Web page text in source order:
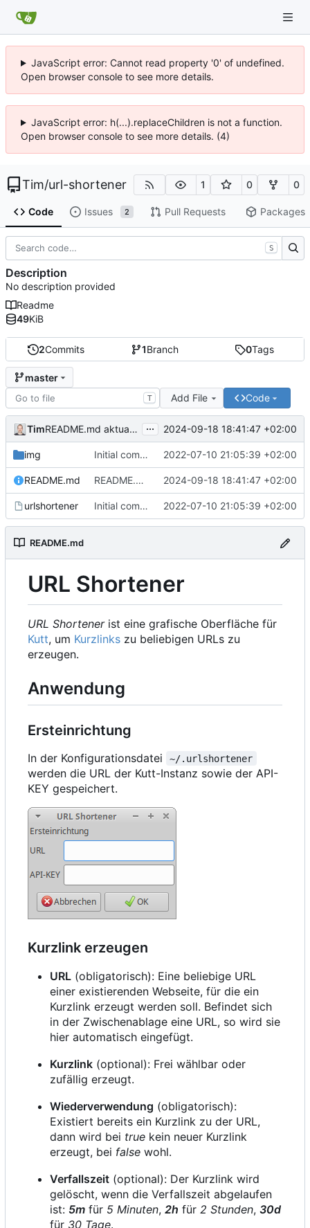
JavaScript error: Cannot read property '0' of undefined.
Open browser console to see more details.
JavaScript error: h(...).replaceChildren is not a function.
Open browser console to see more details. (4)
Tim/url-shortener 1 0 0
Code Issues 2 Pull Requests Packages
2Commits 1Branch 0Tags
master
T Add File Code
Tim README.md aktualisiert ... 2024-09-18 18:41:47 +02:00
img Initial commit 2022-07-10 21:05:39 +02:00
README.md README.md aktualisiert 2024-09-18 18:41:47 +02:00
urlshortener Initial commit 2022-07-10 21:05:39 +02:00
README.md
URL Shortener
URL Shortenerist eine grafische Oberfläche für
Kutt, um Kurzlinks zu beliebigen URLs zu
erzeugen.
Anwendung
Ersteinrichtung
In der Konfigurationsdatei ~/.urlshortener
werden die URL der Kutt-Instanz sowie der API-
KEY gespeichert.
Kurzlink erzeugen
URL (obligatorisch): Eine beliebige URL
einer existierenden Webseite, für die ein
Kurzlink erzeugt werden soll. Befindet sich
in der Zwischenablage eine URL, so wird sie
hier automatisch eingefügt.
Kurzlink (optional): Frei wählbar oder
zufällig erzeugt.
Wiederverwendung (obligatorisch):
Existiert bereits ein Kurzlink zu der URL,
dann wird bei true kein neuer Kurzlink
erzeugt, bei false wohl.
Verfallszeit (optional): Der Kurzlink wird
gelöscht, wenn die Verfallszeit abgelaufen
ist: 5m für 5 Minuten, 2h für 2 Stunden, 30d
für 30 Tage.
S
Description
No description provided
Readme
49KiB